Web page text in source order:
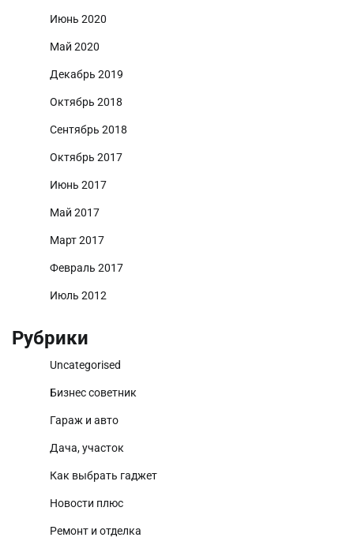
Июнь 2020
Май 2020
Декабрь 2019
Октябрь 2018
Сентябрь 2018
Октябрь 2017
Июнь 2017
Май 2017
Март 2017
Февраль 2017
Июль 2012
Рубрики
Uncategorised
Бизнес советник
Гараж и авто
Дача, участок
Как выбрать гаджет
Новости плюс
Ремонт и отделка